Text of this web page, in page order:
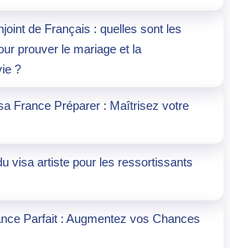
de Français : quelles sont les
prouver le mariage et la
?
France Préparer : Maîtrisez votre
visa artiste pour les ressortissants
Parfait : Augmentez vos Chances